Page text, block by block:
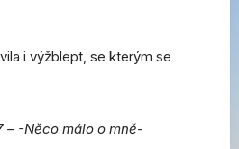
i výžblept, se kterým se
– -Něco málo o mně-